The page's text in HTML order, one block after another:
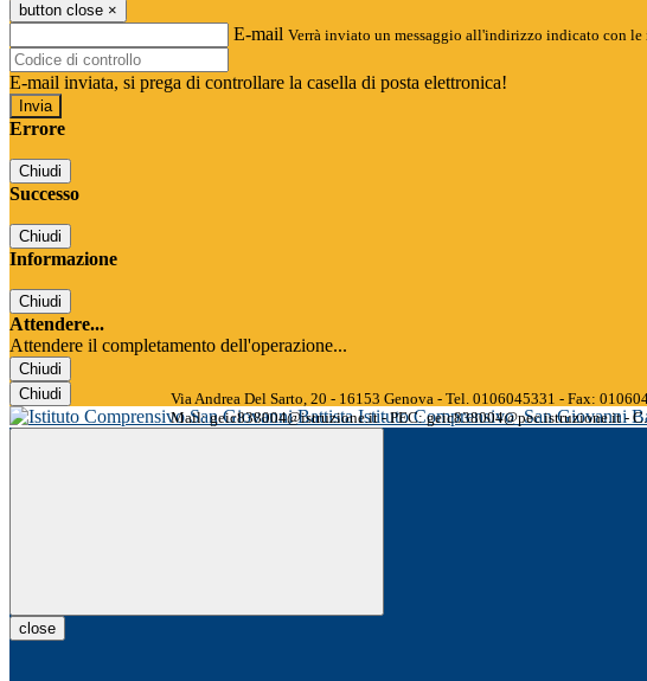
button close ×
E-mail Verrà inviato un messaggio all'indirizzo indicato con le
E-mail inviata, si prega di controllare la casella di posta elettronica!
Errore
Chiudi
Successo
Chiudi
Informazione
Chiudi
Attendere...
Attendere il completamento dell'operazione...
Chiudi
Chiudi
Istituto Comprensivo San Giovanni
Via Andrea Del Sarto, 20 - 16153 Genova - Tel. 0106045331 - Fax:
Mail: geic838004@istruzione.it - PEC: geic838004@pec.istruzione.it -
close